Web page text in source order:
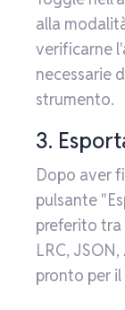
alla
verificarne
necessarie
strumento.
3.
Dopo aver
pulsante
preferito tra
LRC, JSON,
pronto per